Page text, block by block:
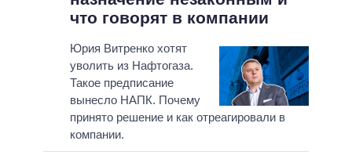
что говорят в компании
Юрия Витренко хотят
уволить из Нафтогаза.
Такое предписание
вынесло НАПК. Почему
принято решение и как отреагировали в
компании.